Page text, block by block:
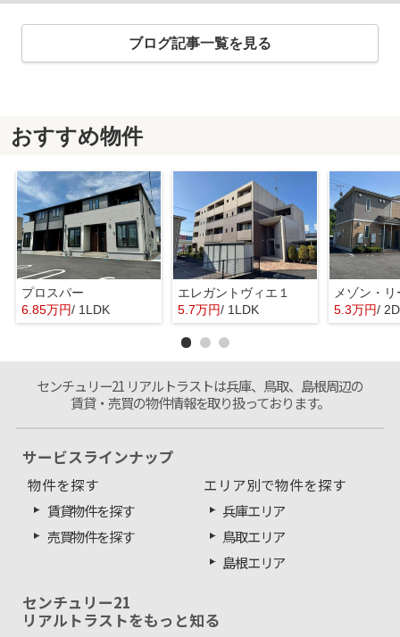
ブログ記事一覧を見る
おすすめ物件
プロスパー
6.85万円/ 1LDK
エレガントヴィエ１
5.7万円/ 1LDK
メゾン・
5.3万円/
センチュリー21 リアルトラストは兵庫、鳥取、島根周辺の
賃貸・売買の物件情報を取り扱っております。
サービスラインナップ
物件を探す
賃貸物件を探す
売買物件を探す
エリア別で物件を探す
兵庫エリア
鳥取エリア
島根エリア
センチュリー21
リアルトラストをもっと知る